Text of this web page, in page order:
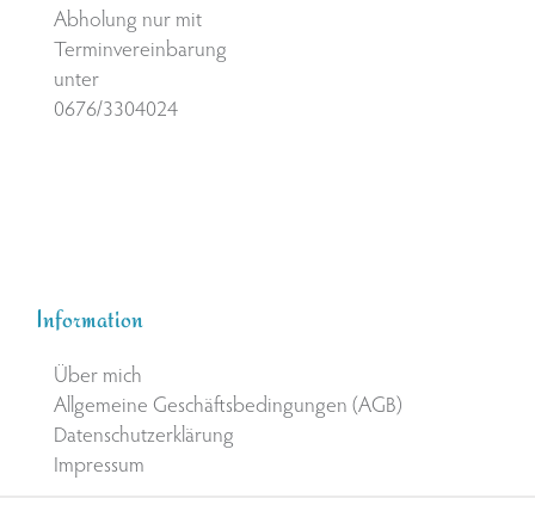
Abholung nur mit
Terminvereinbarung
unter
0676/3304024
Information
Über mich
Allgemeine Geschäftsbedingungen (AGB)
Datenschutzerklärung
Impressum